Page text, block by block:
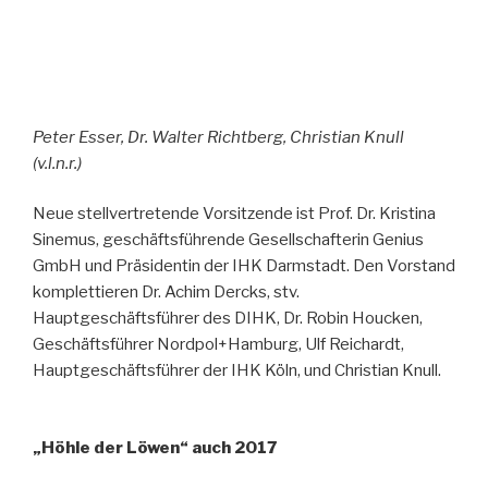
Peter Esser, Dr. Walter Richtberg, Christian Knull
(v.l.n.r.)
Neue stellvertretende Vorsitzende ist Prof. Dr. Kristina
Sinemus, geschäftsführende Gesellschafterin Genius
GmbH und Präsidentin der IHK Darmstadt. Den Vorstand
komplettieren Dr. Achim Dercks, stv.
Hauptgeschäftsführer des DIHK, Dr. Robin Houcken,
Geschäftsführer Nordpol+Hamburg, Ulf Reichardt,
Hauptgeschäftsführer der IHK Köln, und Christian Knull.
„Höhle der Löwen“ auch 2017